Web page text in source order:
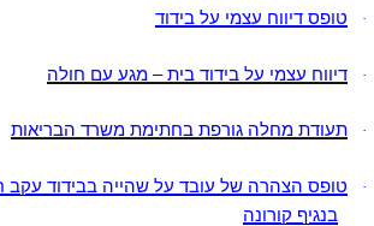
· טופס דיווח עצמי על בידוד
· דיווח עצמי על בידוד בית – מגע עם חולה
· תעודת מחלה גורפת בחתימת משרד הבריאות
·
טופס הצהרה של עובד על שהייה בבידוד
בנגיף קורונה